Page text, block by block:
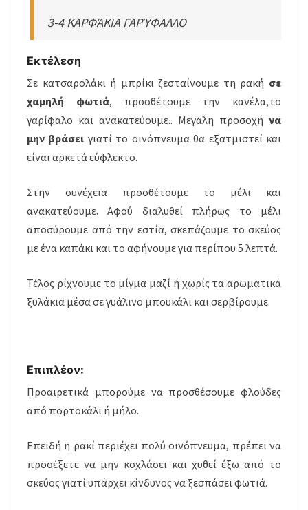
3-4 ΚΑΡΦΆΚΙΑ ΓΑΡΎΦΑΛΛΟ
Εκτέλεση
Σε κατσαρολάκι ή μπρίκι ζεσταίνουμε τη ρακή σε
χαμηλή φωτιά, προσθέτουμε την κανέλα,το
γαρίφαλο και ανακατεύουμε.. Μεγάλη προσοχή να
μην βράσει γιατί το οινόπνευμα θα εξατμιστεί και
είναι αρκετά εύφλεκτο.
Στην συνέχεια προσθέτουμε το μέλι και
ανακατεύουμε. Αφού διαλυθεί πλήρως το μέλι
αποσύρουμε από την εστία, σκεπάζουμε το σκεύος
με ένα καπάκι και το αφήνουμε για περίπου 5 λεπτά.
Τέλος ρίχνουμε το μίγμα μαζί ή χωρίς τα αρωματικά
ξυλάκια μέσα σε γυάλινο μπουκάλι και σερβίρουμε.
Επιπλέον:
Προαιρετικά μπορούμε να προσθέσουμε φλούδες
από πορτοκάλι ή μήλο.
Επειδή η ρακί περιέχει πολύ οινόπνευμα, πρέπει να
προσέξετε να μην κοχλάσει και χυθεί έξω από το
σκεύος γιατί υπάρχει κίνδυνος να ξεσπάσει φωτιά.